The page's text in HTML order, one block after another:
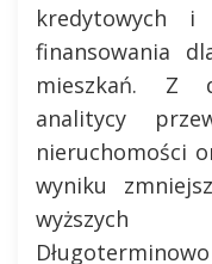
kredytowych i
finansowania
mieszkań. Z
analitycy
nieruchomości
wyniku
wyższych